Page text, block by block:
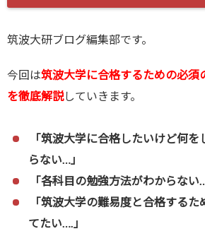
count-cach
e.php on lin
筑波大研ブログ編集部です。
今回は筑波大学に合格するための必須
を徹底解説していきます。
「筑波大学に合格したいけど何
らない…」
「各科目の勉強方法がわからない…
「筑波大学の難易度と合格する
てたい….」